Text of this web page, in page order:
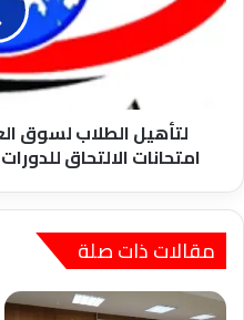
جامعة
سوهاج
للدورات
التدريبية
المصرفي
لتأهيل الطلاب لسوق
امتحانات الالتحاق
مقالات ذات صلة